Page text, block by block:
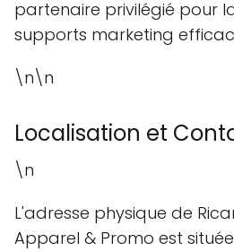
partenaire privilégié pour
supports marketing
\n\n
Localisation et
\n
L'adresse physique de
Apparel & Promo est